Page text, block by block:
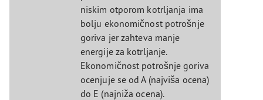
niskim otporom kotrljanja ima
bolju ekonomičnost potrošnje
goriva jer zahteva manje
energije za kotrljanje.
Ekonomičnost potrošnje goriva
ocenjuje se od A (najviša ocena)
do E (najniža ocena).